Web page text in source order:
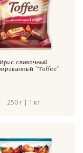
Ирис сливочный
"Toffee"
250 г | 1 кг